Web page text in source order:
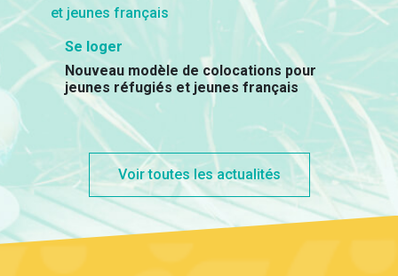
Se loger
Nouveau modèle de colocations pour
jeunes réfugiés et jeunes français
Voir toutes les actualités